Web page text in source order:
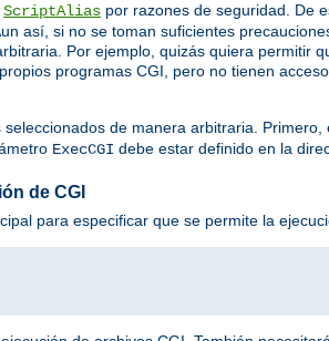
ScriptAlias por razones de seguridad. De
así, si no se toman suficientes
Por ejemplo, quizás quiera permitir
programas CGI, pero no tienen
de manera arbitraria. Primero,
ExecCGI debe estar definido en la
de CGI
para especificar que se permite la